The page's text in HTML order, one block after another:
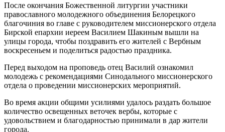
После окончания Божественной литургии участники
православного молодежного объединения Белорецкого
благочиния во главе с руководителем миссионерского отдела
Бирской епархии иереем Василием Шакиным вышли на
улицы города, чтобы поздравить его жителей с Вербным
воскресеньем и поделиться радостью праздника.
Перед выходом на проповедь отец Василий ознакомил
молодежь с рекомендациями Синодального миссионерского
отдела о проведении миссионерских мероприятий.
Во время акции общими усилиями удалось раздать большое
количество освещенных веточек вербы, которые с
удовольствием и благодарностью принимали в дар жители
города.